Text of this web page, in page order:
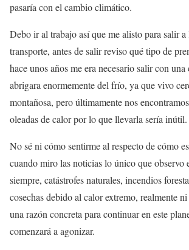
pasaría con el cambio climático.
Debo ir al trabajo así que me alisto para salir
transporte, antes de salir reviso qué tipo de
hace unos años me era necesario salir con una
abrigara enormemente del frío, ya que vivo
montañosa, pero últimamente nos
oleadas de calor por lo que llevarla sería inútil.
No sé ni cómo sentirme al respecto de cómo
cuando miro las noticias lo único que observo
siempre, catástrofes naturales, incendios
cosechas debido al calor extremo, realmente
una razón concreta para continuar en este
comenzará a agonizar.